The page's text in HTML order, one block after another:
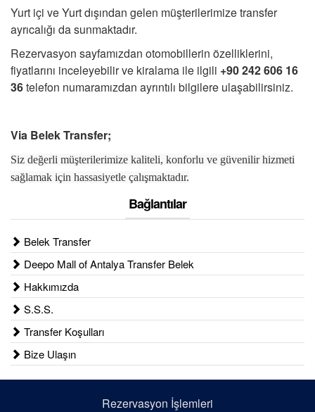
Yurt içi ve Yurt dışından gelen müşterilerimize transfer
ayrıcalığı da sunmaktadır.
Rezervasyon sayfamızdan otomobillerin özelliklerini,
fiyatlarını inceleyebilir ve kiralama ile ilgili +90 242 606 16
36telefon numaramızdan ayrıntılı bilgilere ulaşabilirsiniz.
Via Belek Transfer;
Siz değerli müşterilerimize kaliteli, konforlu ve güvenilir hizmeti
sağlamak için hassasiyetle çalışmaktadır.
Bağlantılar
Belek Transfer
Deepo Mall of Antalya Transfer Belek
Hakkımızda
S.S.S.
Transfer Koşulları
Bize Ulaşın
Rezervasyon İşlemleri